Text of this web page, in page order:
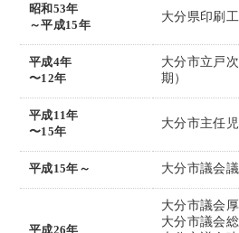
昭和53年
～平成15年
大分県印刷
平成4年
〜12年
大分市立戸
期）
平成11年
〜15年
大分市主任
平成15年～ 大分市議会
平成26年
大分市議会
大分市議会